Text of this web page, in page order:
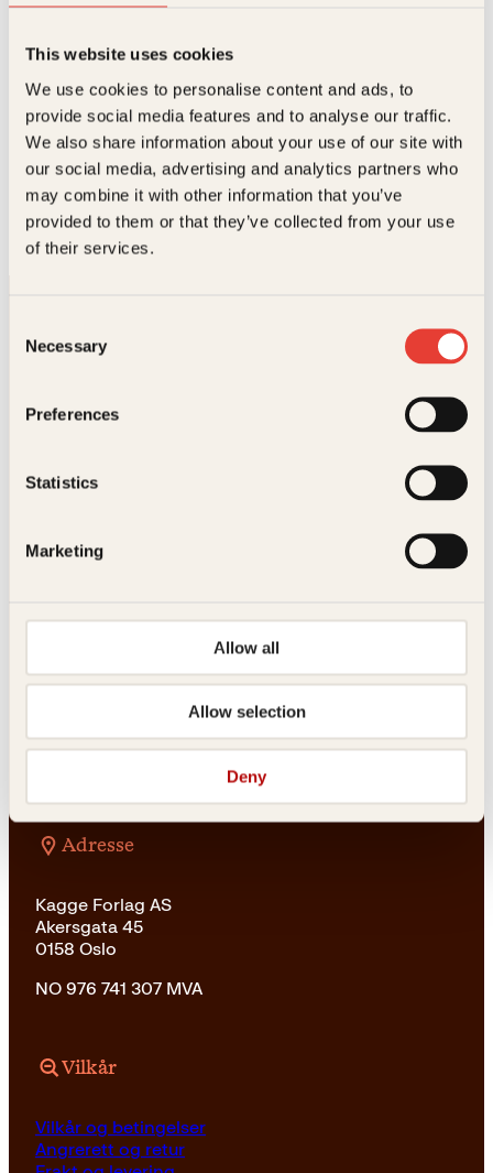
This website uses cookies
We use cookies to personalise content and ads, to
provide social media features and to analyse our traffic.
We also share information about your use of our site with
our social media, advertising and analytics partners who
may combine it with other information that you’ve
provided to them or that they’ve collected from your use
of their services.
Selection
Necessary
Preferences
Statistics
Marketing
Allow all
Allow selection
Deny
Jesper Wung-Sung
Jesper Wung-Sung er en av Danmarks mest etablerte
forfattere og er elsket av både kritikere og lesere.
Wung-Sung vant bokhandlerprisen De Gyldne Laurbær
Kvinne sett fra ryggen
utgitt i Norge i 2022, er hans første roman i norsk
oversettelse.
23 11 82 80
salg@kagge.no
Vil du sende inn et manuskript?
Adresse
Kagge Forlag AS
Akersgata 45
0158 Oslo
NO 976 741 307 MVA
Vilkår
Vilkår og betingelser
Angrerett og retur